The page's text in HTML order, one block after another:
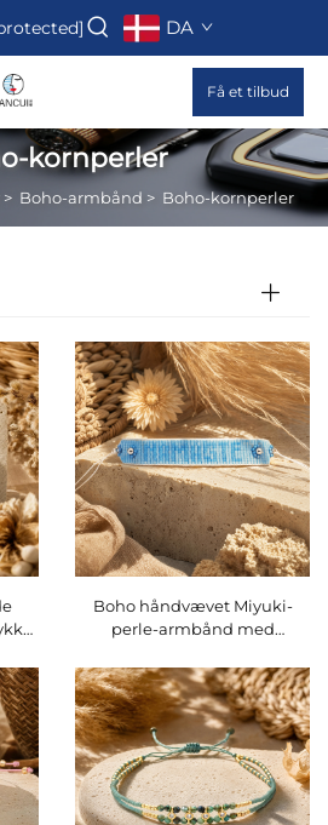
DA
Få et tilbud
kornperler
> Boho-armbånd > Boho-kornperler
Boho håndvævet Miyuki-
perle-armbånd med
hjerte, justerbart
arrangerbart armbånd
Varenummer O16BMI276